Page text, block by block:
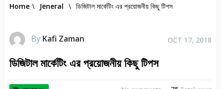
Home \ Jeneral \ ডিজিটাল মার্কেটিং এর প্রয়োজনীয় কিছু টিপস
By Kafi Zaman OCT 17, 2018
ডিজিটাল মার্কেটিং এর প্রয়োজনীয় কিছু টিপস